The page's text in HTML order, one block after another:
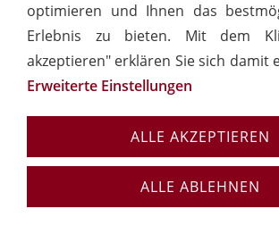
optimieren und Ihnen das
Erlebnis zu bieten. Mit dem
akzeptieren" erklären Sie sich damit
Erweiterte Einstellungen
ALLE AKZEPTIEREN
ALLE ABLEHNEN